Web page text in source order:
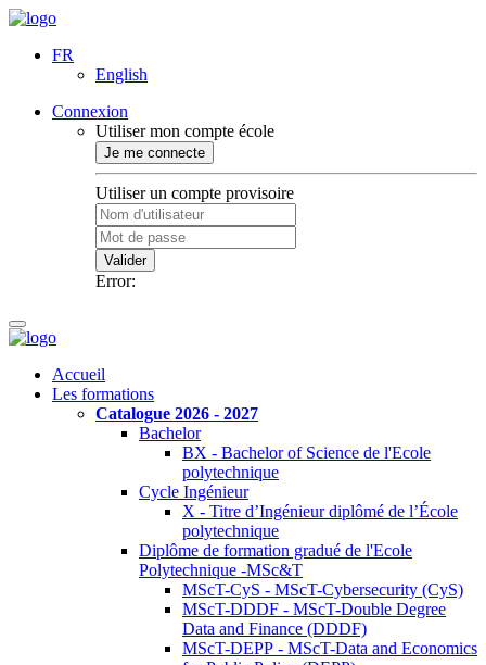
FR
English
Connexion
Utiliser mon compte école
Je me connecte
Utiliser un compte provisoire
Valider
Error:
Accueil
Les formations
Catalogue 2026 - 2027
Bachelor
BX - Bachelor of Science de l'Ecole
polytechnique
Cycle Ingénieur
X - Titre d’Ingénieur diplômé de l’École
polytechnique
Diplôme de formation gradué de l'Ecole
Polytechnique -MSc&T
MScT-CyS - MScT-Cybersecurity (CyS)
MScT-DDDF - MScT-Double Degree
Data and Finance (DDDF)
MScT-DEPP - MScT-Data and Economics